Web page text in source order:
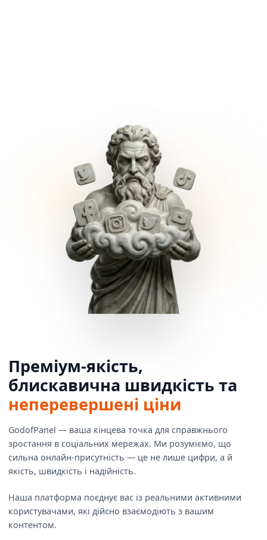
Преміум-якість,
блискавична швидкість та
неперевершені ціни
GodofPanel — ваша кінцева точка для справжнього
зростання в соціальних мережах. Ми розуміємо, що
сильна онлайн-присутність — це не лише цифри, а й
якість, швидкість і надійність.
Наша платформа поєднує вас із реальними активними
користувачами, які дійсно взаємодіють з вашим
контентом.